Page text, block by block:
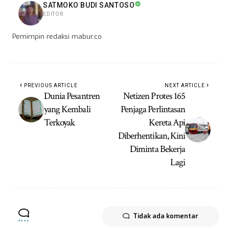
SATMOKO BUDI SANTOSO
EDITOR
Pemimpin redaksi mabur.co
PREVIOUS ARTICLE
Dunia Pesantren
yang Kembali
Terkoyak
NEXT ARTICLE
Netizen Protes 165
Penjaga Perlintasan
Kereta Api
Diberhentikan, Kini
Diminta Bekerja
Lagi
Tidak ada komentar